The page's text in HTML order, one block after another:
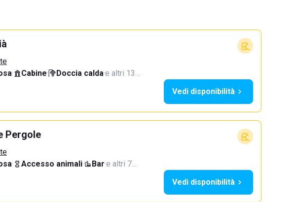
· Cabine· Doccia calda·e altri 13…
Vedi disponibilità
Pergole
· Accesso animali· Bar·e altri 7…
Vedi disponibilità